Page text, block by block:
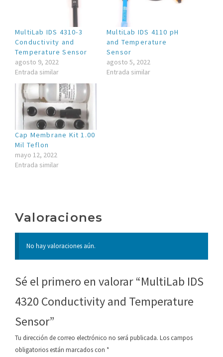
MultiLab IDS 4310-3
Conductivity and
Temperature Sensor
agosto 9, 2022
Entrada similar
MultiLab IDS 4110 pH
and Temperature
Sensor
agosto 5, 2022
Entrada similar
Cap Membrane Kit 1.00
Mil Teflon
mayo 12, 2022
Entrada similar
Valoraciones
No hay valoraciones aún.
Sé el primero en valorar “MultiLab IDS
4320 Conductivity and Temperature
Sensor”
Tu dirección de correo electrónico no será publicada. Los campos
obligatorios están marcados con *